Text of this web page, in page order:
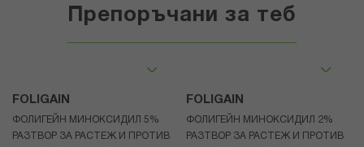
Препоръчани за теб
FOLIGAIN
ФОЛИГЕЙН МИНОКСИДИЛ 5%
РАЗТВОР ЗА РАСТЕЖ И ПРОТИВ
FOLIGAIN
ФОЛИГЕЙН МИНОКСИДИЛ 2%
РАЗТВОР ЗА РАСТЕЖ И ПРОТИВ